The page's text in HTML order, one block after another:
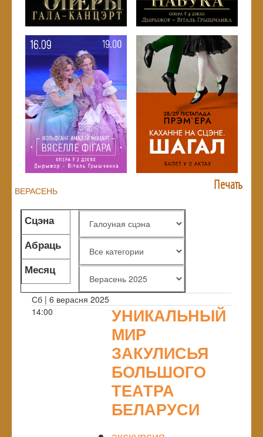
ВЕРАСЕНЬ
Сцэна
Абраць
жанр
Месяц
Печать
Сб | 6 верасня 2025
14:00
УНИКАЛЬНЫЙ
МИР
ЗАКУЛИСЬЯ
БОЛЬШОГО
ТЕАТРА
БЕЛАРУСИ